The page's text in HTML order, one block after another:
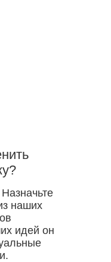
Назначьте
наших
идей он